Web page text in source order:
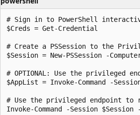
# Sign in to PowerShell
$Creds = Get-Credential
# Create a PSSession to the
$Session = New-PSSession -
# OPTIONAL: Use the
$AppList = Invoke-Command -
# Use the privileged endpoint to